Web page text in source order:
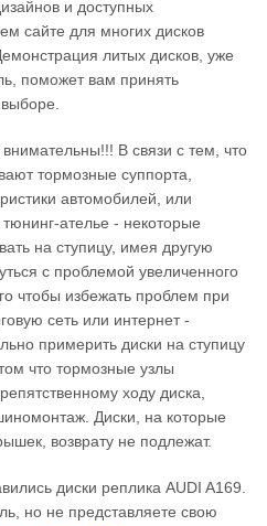
и доступных
сайте для многих дисков
литых дисков, уже
поможет вам принять
внимательны!!! В связи с тем, что
тормозные суппорта,
автомобилей, или
ателье - некоторые
на ступицу, имея другую
с проблемой увеличенного
чтобы избежать проблем при
сеть или интернет -
примерить диски на ступицу
что тормозные узлы
ходу диска,
Диски, на которые
возврату не подлежат.
диски реплика AUDI A169.
но не представляете свою